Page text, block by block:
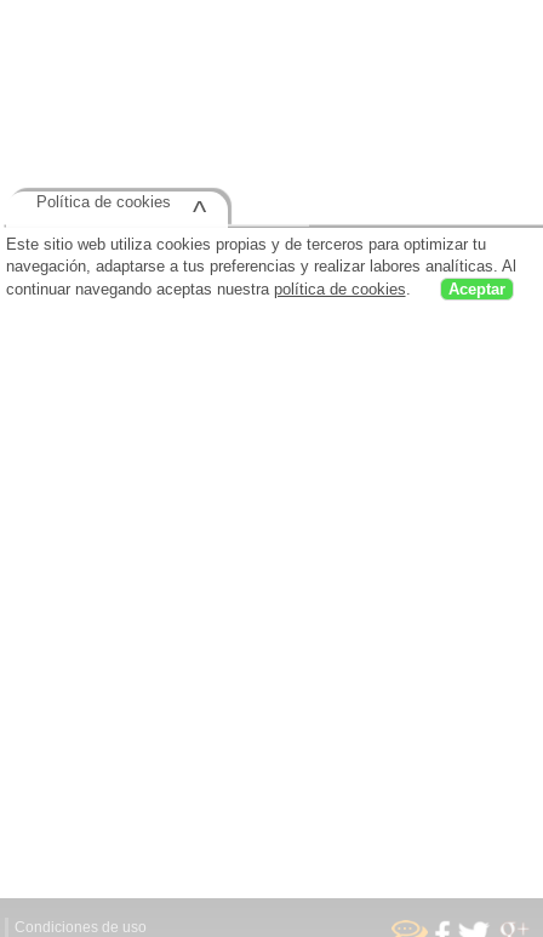
Condiciones de uso
Este sitio web utiliza cookies propias y de terceros para optimizar tu
navegación, adaptarse a tus preferencias y realizar labores analíticas. Al
continuar navegando aceptas nuestra política de cookies Aceptar
Política de cookies ^